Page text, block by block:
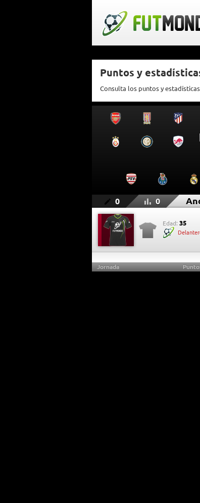
Puntos y
Consulta los puntos y
0 0
Edad: 35
Jornada